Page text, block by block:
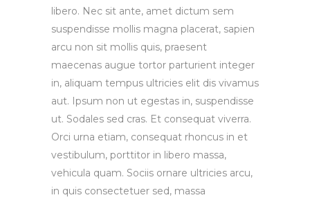
libero. Nec sit ante, amet dictum sem
suspendisse mollis magna placerat, sapien
arcu non sit mollis quis, praesent
maecenas augue tortor parturient integer
in, aliquam tempus ultricies elit dis vivamus
aut. Ipsum non ut egestas in, suspendisse
ut. Sodales sed cras. Et consequat viverra.
Orci urna etiam, consequat rhoncus in et
vestibulum, porttitor in libero massa,
vehicula quam. Sociis ornare ultricies arcu,
in quis consectetuer sed, massa